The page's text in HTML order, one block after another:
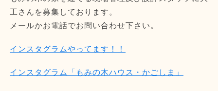
工さんを募集しております。
メールかお電話でお問い合わせ下さい。
インスタグラムやってます！！
インスタグラム「もみの木ハウス・かごしま」